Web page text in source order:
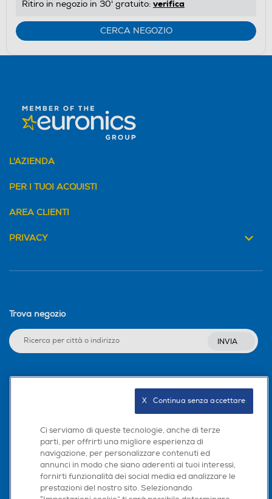
Ritiro in negozio in 30' gratuito: verifica
CERCA NEGOZIO
L'AZIENDA
PER I TUOI ACQUISTI
AREA CLIENTI
PRIVACY
Trova negozio
INVIA
Scarica la nostra app
Ci serviamo di queste tecnologie, anche di terze
parti, per offrirti una migliore esperienza di
navigazione, per personalizzare contenuti ed
annunci in modo che siano aderenti ai tuoi interessi,
fornirti funzionalità dei social media ed analizzare le
prestazioni del nostro sito. Selezionando
X   Continua senza accettare